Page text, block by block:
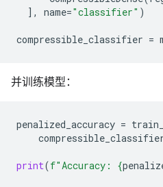
],
name="classifier" )
compressible_classifier =
并训练模型：
penalized_accuracy =
print(f"Accuracy: {